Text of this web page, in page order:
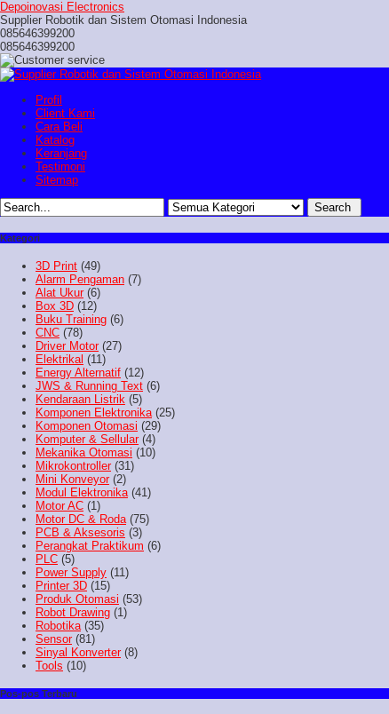
Depoinovasi Electronics
Supplier Robotik dan Sistem Otomasi Indonesia
085646399200
085646399200
Profil
Client Kami
Cara Beli
Katalog
Keranjang
Testimoni
Sitemap
Kategori
3D Print (49)
Alarm Pengaman (7)
Alat Ukur(6)
Box 3D (12)
Buku Training (6)
CNC (78)
Driver Motor(27)
Elektrikal (11)
Energy Alternatif (12)
JWS & Running Text (6)
Kendaraan Listrik (5)
Komponen Elektronika(25)
Komponen Otomasi (29)
Komputer & Sellular(4)
Mekanika Otomasi (10)
Mikrokontroller(31)
Mini Konveyor(2)
Modul Elektronika(41)
Motor AC (1)
Motor DC & Roda(75)
PCB & Aksesoris (3)
Perangkat Praktikum (6)
PLC (5)
Power Supply (11)
Printer 3D (15)
Produk Otomasi (53)
Robot Drawing (1)
Robotika(35)
Sensor(81)
Sinyal Konverter(8)
Tools (10)
Pos-pos Terbaru